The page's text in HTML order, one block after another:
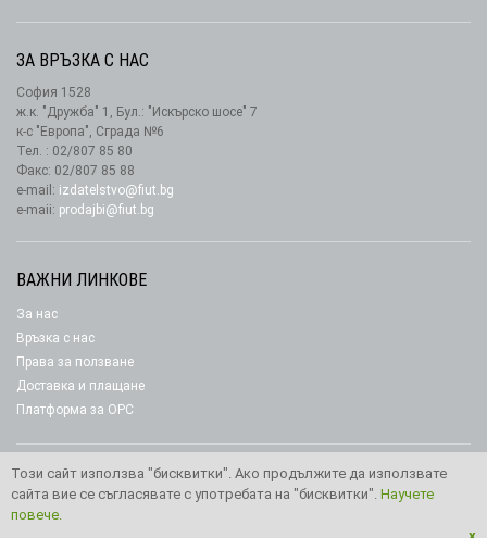
ЗА ВРЪЗКА С НАС
София 1528
ж.к. "Дружба" 1, Бул.: "Искърско шосе" 7
к-с "Европа", Сграда №6
Тел. : 02/807 85 80
Факс: 02/807 85 88
e-mail: izdatelstvo@fiut.bg
e-maii: prodajbi@fiut.bg
ВАЖНИ ЛИНКОВЕ
За нас
Връзка с нас
Права за ползване
Доставка и плащане
Платформа за ОРС
Този сайт използва "бисквитки". Ако продължите да използвате
сайта вие се съгласявате с употребата на "бисквитки". Научете
повече.